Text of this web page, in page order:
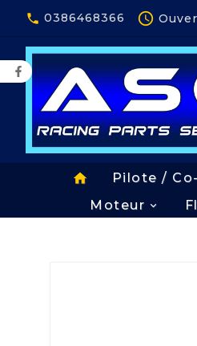
 0386468366 
home Pilote /
Moteur
Panneau de gestion des